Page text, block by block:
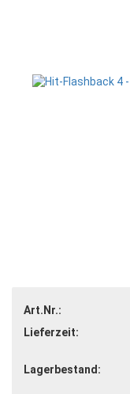
Art.Nr.:
Lieferzeit:
Lagerbestand: